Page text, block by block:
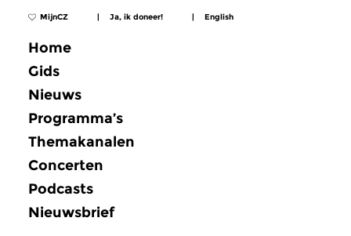
MijnCZ | Ja, ik doneer! | English
Home
Gids
Nieuws
Programma’s
Themakanalen
Concerten
Podcasts
Nieuwsbrief